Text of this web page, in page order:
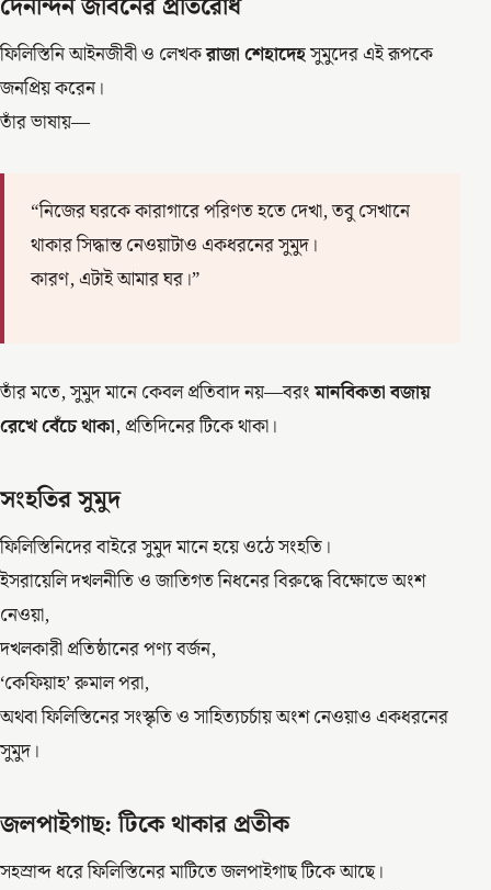
ফিলিস্তিনি আইনজীবী ও লেখকরাজা শেহাদেহসুমুদের এই রূপকে
জনপ্রিয় করেন।
তাঁর ভাষায়—
“নিজের ঘরকে কারাগারে পরিণত হতে দেখা, তবু সেখানে
থাকার সিদ্ধান্ত নেওয়াটাও একধরনের সুমুদ।
কারণ, এটাই আমার ঘর।”
তাঁর মতে, সুমুদ মানে কেবল প্রতিবাদ নয়—বরংমানবিকতা বজায়
রেখে বেঁচে থাকা, প্রতিদিনের টিকে থাকা।
সংহতির সুমুদ
ফিলিস্তিনিদের বাইরে সুমুদ মানে হয়ে ওঠে সংহতি।
ইসরায়েলি দখলনীতি ও জাতিগত নিধনের বিরুদ্ধে বিক্ষোভে অংশ
নেওয়া,
দখলকারী প্রতিষ্ঠানের পণ্য বর্জন,
‘কেফিয়াহ’ রুমাল পরা,
অথবা ফিলিস্তিনের সংস্কৃতি ও সাহিত্যচর্চায় অংশ নেওয়াও একধরনের
সুমুদ।
জলপাইগাছ: টিকে থাকার প্রতীক
সহস্রাব্দ ধরে ফিলিস্তিনের মাটিতে জলপাইগাছ টিকে আছে।